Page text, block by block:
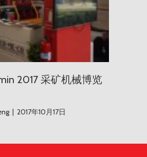
2017 采矿机械博览
2017年10月17日